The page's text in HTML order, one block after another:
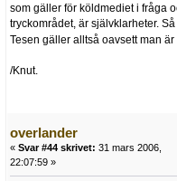
som gäller för köldmediet i fråga
tryckområdet, är självklarheter.
Tesen gäller alltså oavsett man är
/Knut.
overlander
« Svar #44 skrivet: 31 mars 2006,
22:07:59 »